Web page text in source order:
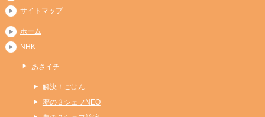
サイトマップ
ホーム
NHK
あさイチ
解決！ごはん
夢の３シェフNEO